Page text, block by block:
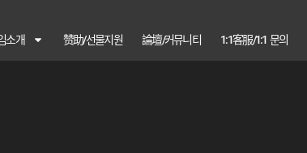
소개 赞助/선물지원 論壇/커뮤니티 1:1客服/1:1 문의